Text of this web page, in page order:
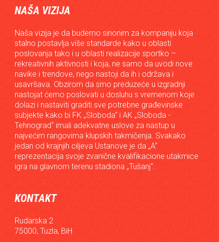
NAŠA VIZIJA
Naša vizija je da budemo sinonim za kompaniju koja
stalno postavlja više standarde kako u oblasti
poslovanja tako i u oblasti realizacije sportko –
rekreativnih aktivnosti i koja, ne samo da uvodi nove
navike i trendove, nego nastoji da ih i održava i
usavršava. Obzirom da smo preduzeće u izgradnji
nastojat ćemo poslovati u dosluhu s vremenom koje
dolazi i nastaviti graditi sve potrebne građevinske
subjekte kako bi FK „Sloboda“ i AK „Sloboda -
Tehnograd“ imali adekvatne uslove za nastup u
najvećim rangovima klupskih takmičenja. Svakako
jedan od krajnjih ciljeva Ustanove je da „A“
reprezentacija svoje zvanične kvalifikacione utakmice
igra na glavnom terenu stadiona „Tušanj“.
KONTAKT
Rudarska 2
75000, Tuzla, BiH